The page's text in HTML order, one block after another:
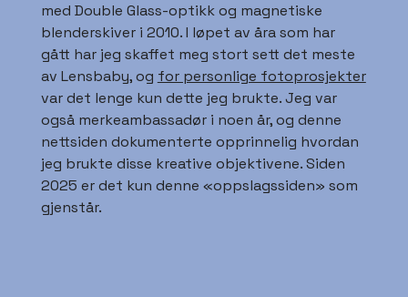
med Double Glass-optikk og magnetiske
blenderskiver i 2010. I løpet av åra som har
gått har jeg skaffet meg stort sett det meste
av Lensbaby, og for personlige fotoprosjekter
var det lenge kun dette jeg brukte. Jeg var
også merkeambassadør i noen år, og denne
nettsiden dokumenterte opprinnelig hvordan
jeg brukte disse kreative objektivene. Siden
2025 er det kun denne «oppslagssiden» som
gjenstår.